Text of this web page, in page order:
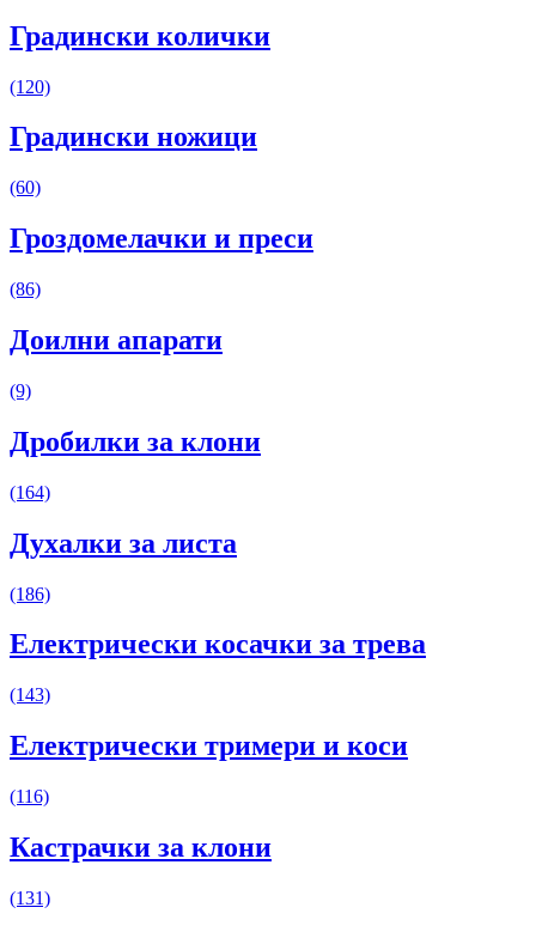
Градински колички
(120)
Градински ножици
(60)
Гроздомелачки и преси
(86)
Доилни апарати
(9)
Дробилки за клони
(164)
Духалки за листа
(186)
Електрически косачки за трева
(143)
Електрически тримери и коси
(116)
Кастрачки за клони
(131)